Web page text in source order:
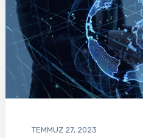
TEMMUZ 27, 2023